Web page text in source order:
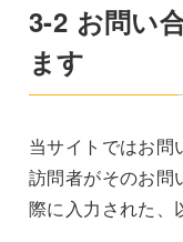
3-2 お問い
ます
当サイトではお問
訪問者がそのお問
際に入力された、